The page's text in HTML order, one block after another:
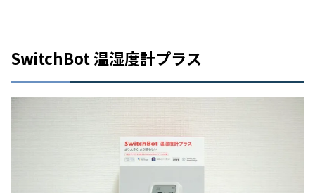
SwitchBot 温湿度計プラス